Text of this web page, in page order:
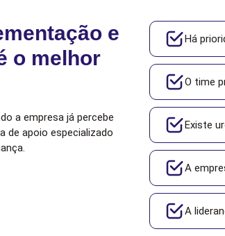
e
o melhor
a empresa já percebe
de apoio especializado
Há
O time
Existe
A
A